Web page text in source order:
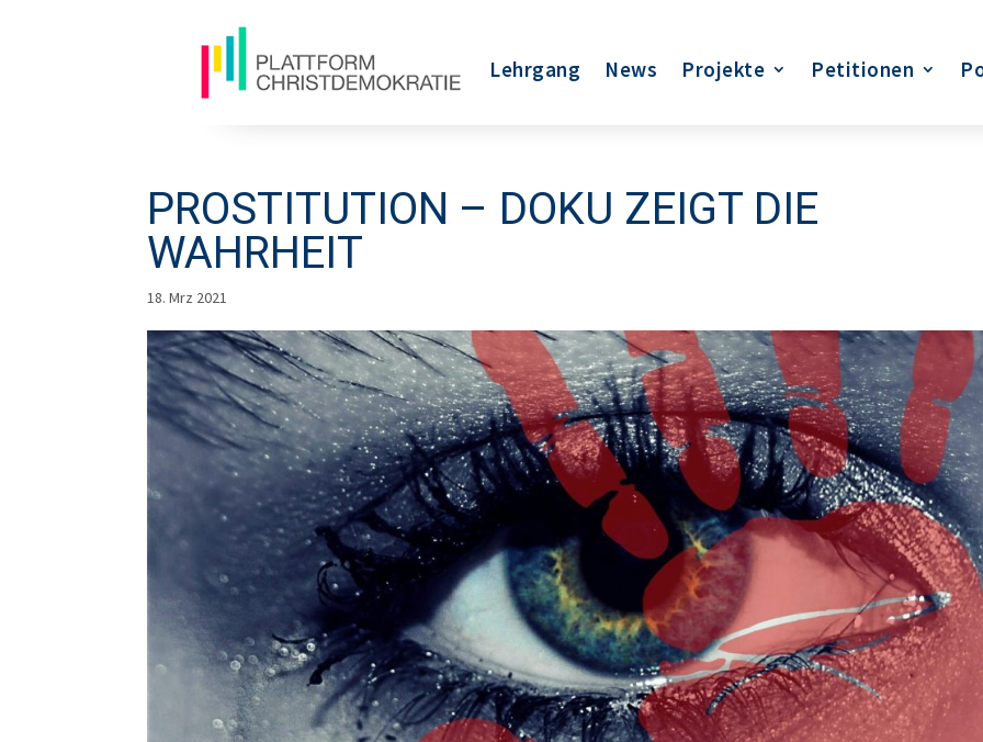
Lehrgang News Projekte Petitionen
PROSTITUTION – DOKU ZEIGT DIE
WAHRHEIT
18. Mrz 2021